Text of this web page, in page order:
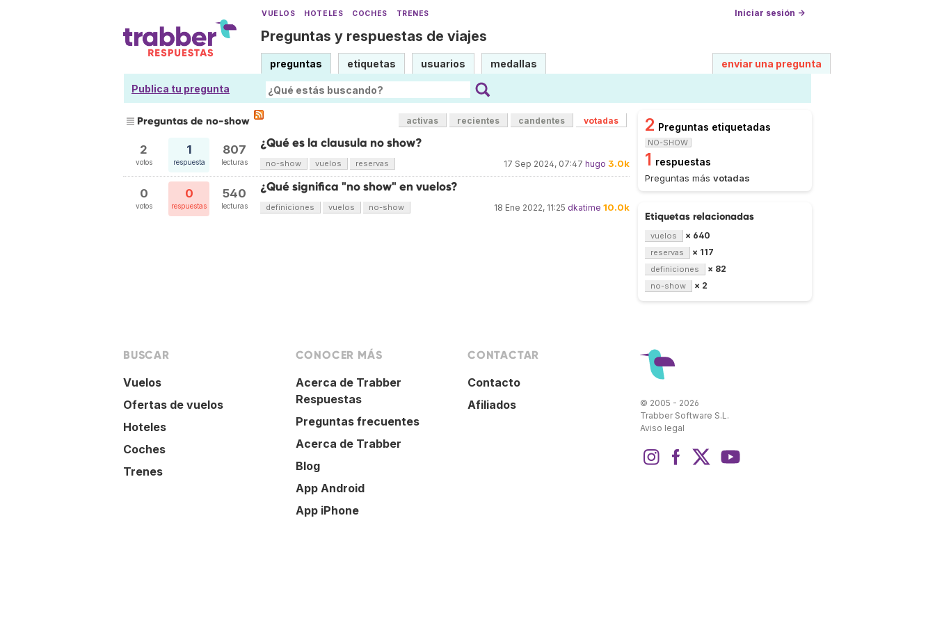
VUELOS HOTELES COCHES TRENES Iniciar sesión →
Preguntas y respuestas de viajes
preguntas etiquetas usuarios medallas enviar una pregunta
Publica tu pregunta
Preguntas de no-show activas recientes candentes votadas
2
votos
1
respuesta
807
lecturas
¿Qué es la clausula no show?
17 Sep 2024, 07:47 hugo 3.0k
no-show vuelos reservas
0
votos
0
respuestas
540
lecturas
¿Qué significa "no show" en vuelos?
18 Ene 2022, 11:25 dkatime 10.0k
definiciones vuelos no-show
2 Preguntas etiquetadas
NO-SHOW
1 respuestas
Preguntas más votadas
Etiquetas relacionadas
vuelos × 640
reservas × 117
definiciones × 82
no-show × 2
BUSCAR
Vuelos
Ofertas de vuelos
Hoteles
Coches
Trenes
CONOCER MÁS
Acerca de Trabber
Respuestas
Preguntas frecuentes
Acerca de Trabber
Blog
App Android
App iPhone
CONTACTAR
Contacto
Afiliados
© 2005 - 2026
Trabber Software S.L.
Aviso legal